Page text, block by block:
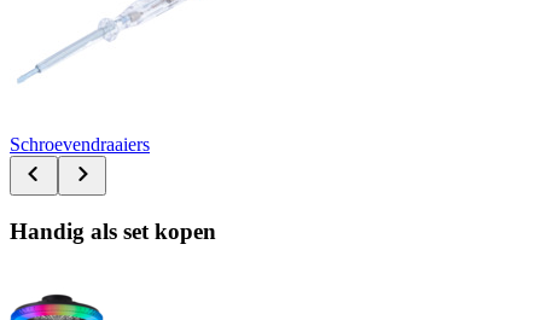
Schroevendraaiers
Handig als set kopen